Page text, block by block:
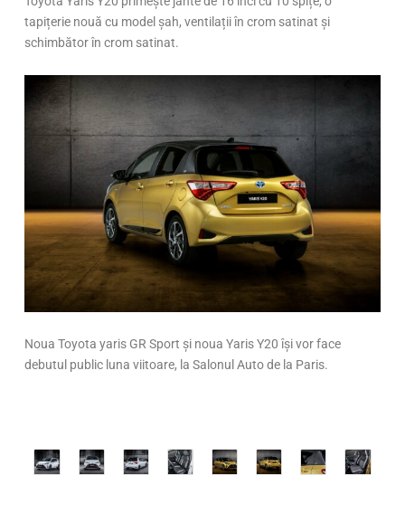
tapițerie nouă cu model șah, ventilații în crom satinat și
schimbător în crom satinat.
Noua Toyota yaris GR Sport și noua Yaris Y20 își vor face
debutul public luna viitoare, la Salonul Auto de la Paris.